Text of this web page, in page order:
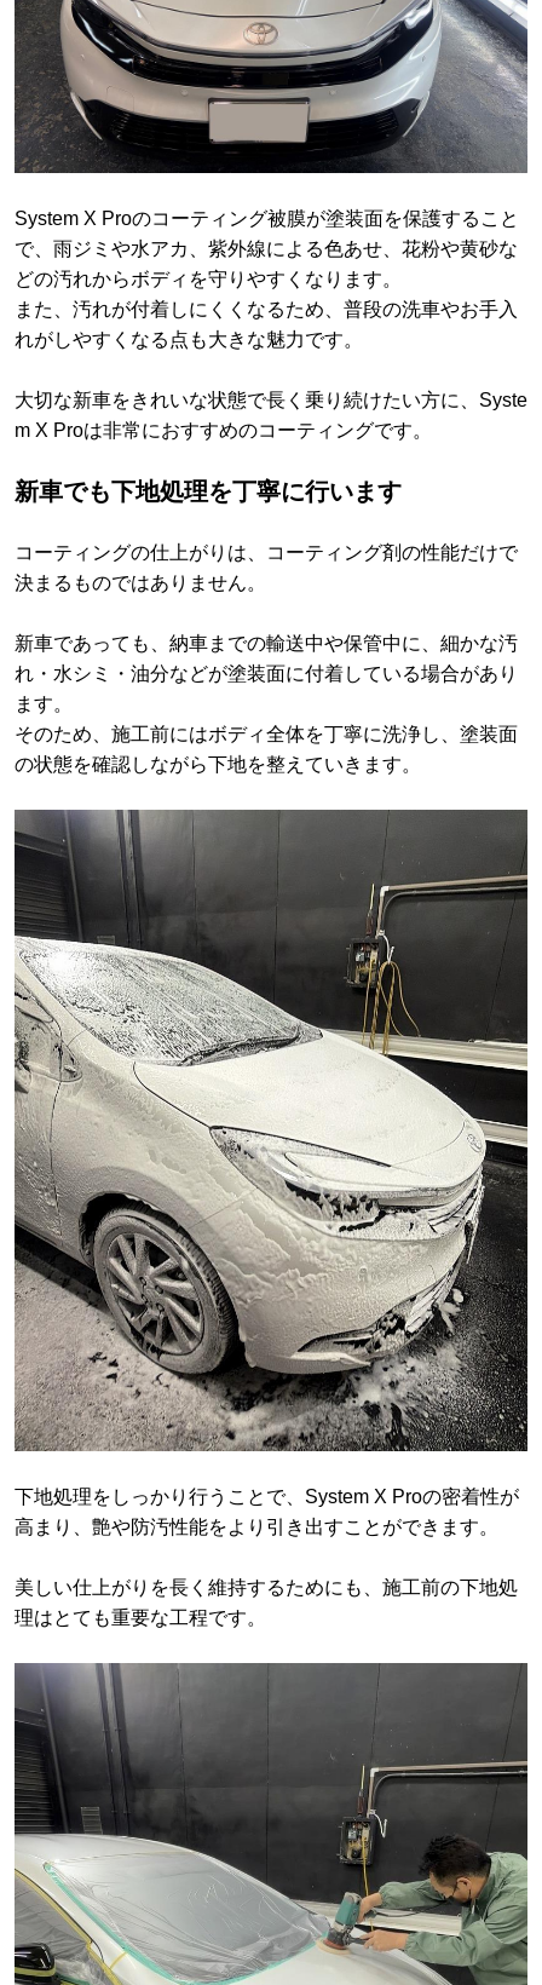
System X Proのコーティング被膜が塗装面を保護すること
で、雨ジミや水アカ、紫外線による色あせ、花粉や黄砂な
どの汚れからボディを守りやすくなります。
また、汚れが付着しにくくなるため、普段の洗車やお手入
れがしやすくなる点も大きな魅力です。
大切な新車をきれいな状態で長く乗り続けたい方に、Syste
m X Proは非常におすすめのコーティングです。
新車でも下地処理を丁寧に行います
コーティングの仕上がりは、コーティング剤の性能だけで
決まるものではありません。
新車であっても、納車までの輸送中や保管中に、細かな汚
れ・水シミ・油分などが塗装面に付着している場合があり
ます。
そのため、施工前にはボディ全体を丁寧に洗浄し、塗装面
の状態を確認しながら下地を整えていきます。
下地処理をしっかり行うことで、System X Proの密着性が
高まり、艶や防汚性能をより引き出すことができます。
美しい仕上がりを長く維持するためにも、施工前の下地処
理はとても重要な工程です。